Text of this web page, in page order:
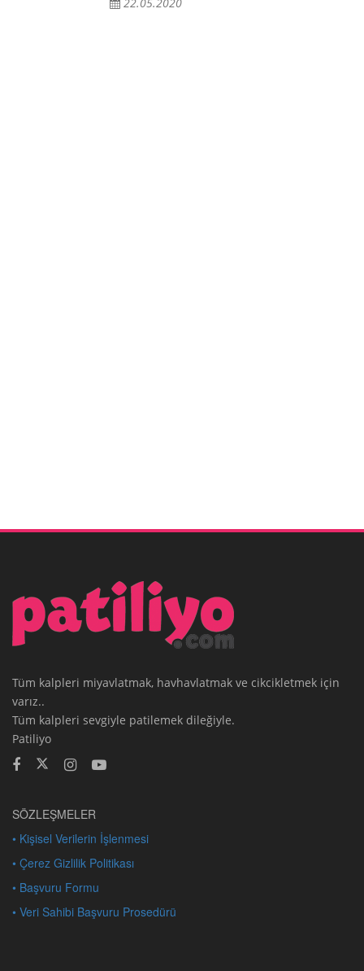
22.05.2020
Tüm kalpleri miyavlatmak, havhavlatmak ve cikcikletmek için
varız..
Tüm kalpleri sevgiyle patilemek dileğiyle.
Patiliyo
SÖZLEŞMELER
• Kişisel Verilerin İşlenmesi
• Çerez Gizlilik Politikası
• Başvuru Formu
• Veri Sahibi Başvuru Prosedürü